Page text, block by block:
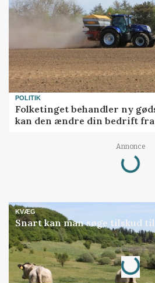
POLITIK
Folketinget behandler ny
kan den ændre din bedrift fra
Annonce
Loading...
KVÆG
Snart kan man søge tilskud
Annonce
Loading...